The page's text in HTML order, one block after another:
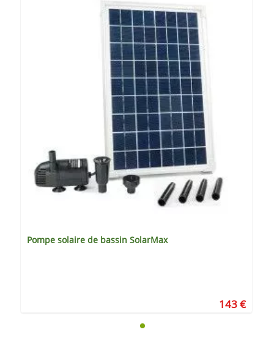
Pompe solaire de bassin SolarMax
143 €